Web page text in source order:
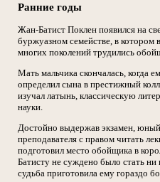
Ранние годы
Жан-Батист Поклен появился на
буржуазном семействе, в
многих поколений трудились
Мать мальчика скончалась, когда
определил сына в престижный
изучал латынь, классическую
науки.
Достойно выдержав экзамен,
преподавателя с правом читать
подготовил место обойщика в
Батисту не суждено было стать
судьба приготовила ему гораздо